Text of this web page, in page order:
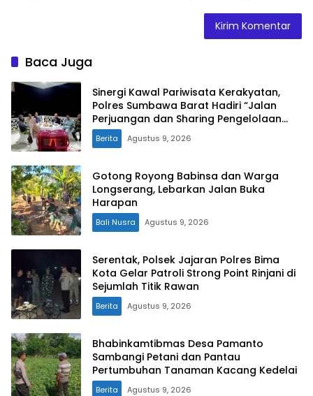
Baca Juga
Sinergi Kawal Pariwisata Kerakyatan,
Polres Sumbawa Barat Hadiri “Jalan
Perjuangan dan Sharing Pengelolaan
Pariwisata Bendungan Tiu Suntuk”
Berita Agustus 9, 2026
Gotong Royong Babinsa dan Warga
Longserang, Lebarkan Jalan Buka
Harapan
Bali Nusra Agustus 9, 2026
Serentak, Polsek Jajaran Polres Bima
Kota Gelar Patroli Strong Point Rinjani di
Sejumlah Titik Rawan
Berita Agustus 9, 2026
Bhabinkamtibmas Desa Pamanto
Sambangi Petani dan Pantau
Pertumbuhan Tanaman Kacang Kedelai
Berita Agustus 9, 2026